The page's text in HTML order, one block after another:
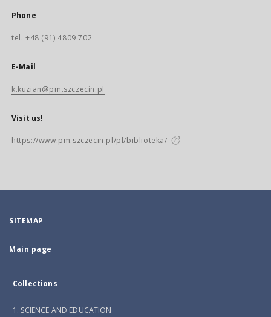
Phone
tel. +48 (91) 4809 702
E-Mail
k.kuzian@pm.szczecin.pl
Visit us!
https://www.pm.szczecin.pl/pl/biblioteka/
SITEMAP
Main page
Collections
1. SCIENCE AND EDUCATION